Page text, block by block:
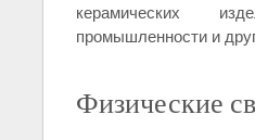
керамических
промышленности и
Физические